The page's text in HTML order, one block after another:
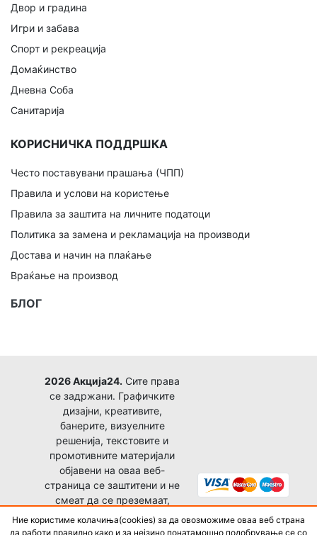
Двор и градина
Игри и забава
Спорт и рекреација
Домаќинство
Дневна Соба
Санитарија
КОРИСНИЧКА ПОДДРШКА
Често поставувани прашања (ЧПП)
Правила и услови на користење
Правила за заштита на личните податоци
Политика за замена и рекламација на производи
Достава и начин на плаќање
Враќање на производ
БЛОГ
2026 Акција24. Сите права
се задржани. Графичките
дизајни, креативите,
банерите, визуелните
решенија, текстовите и
промотивните материјали
објавени на оваа веб-
страница се заштитени и не
смеат да се преземаат,
копираат, преработуваат,
објавуваат или користат за
Ние користиме колачиња(cookies) за да овозможиме оваа веб страна
да работи правилно како и за нејзино понатамошно подобрување се со